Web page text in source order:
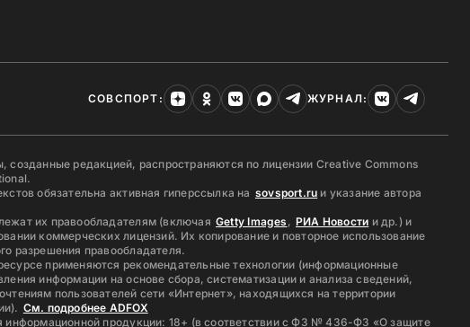
СОВСПОРТ: ЖУРНАЛ:
созданные редакцией, распространяются по лицензии Creative Commons
обязательна активная гиперссылка на sovsport.ru и указание автора
их правообладателям (включая Getty Images , РИА Новости и др.) и
коммерческих лицензий. Их копирование и повторное использование
разрешения правообладателя.
применяются рекомендательные технологии (информационные
информации на основе сбора, систематизации и анализа сведений,
пользователей сети «Интернет», находящихся на территории
См. подробнее ADFOX
информационной продукции: 18+ (в соответствии с ФЗ № 436-ФЗ «О защите